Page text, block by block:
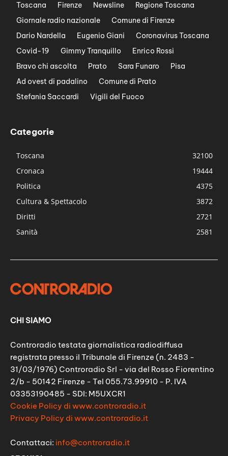
Toscana Firenze Newsline
Regione Toscana
Giornale radio nazionale
Comune di Firenze
Dario Nardella
Eugenio Giani
Coronavirus Toscana
Covid-19
Gimmy Tranquillo
Enrico Rossi
Bravo chi ascolta
Prato Sara Funaro
Pisa
Ad ovest di padalino
Comune di Prato
Stefania Saccardi
Vigili del Fuoco
Categorie
Toscana
32100
Cronaca
19444
Politica
4375
Cultura & Spettacolo
3872
Diritti
2721
Sanità
2581
CHI SIAMO
Controradio testata giornalistica radiodiffusa
registrata presso il Tribunale di Firenze (n. 2483 -
31/03/1976) Controradio Srl - via del Rosso Fiorentino
2/b - 50142 Firenze - Tel 055.73.99910 - P. IVA
03353190485 - SDI: M5UXCR1
Cookie Policy di www.controradio.it
Privacy Policy di www.controradio.it
Contattaci: info@controradio.it